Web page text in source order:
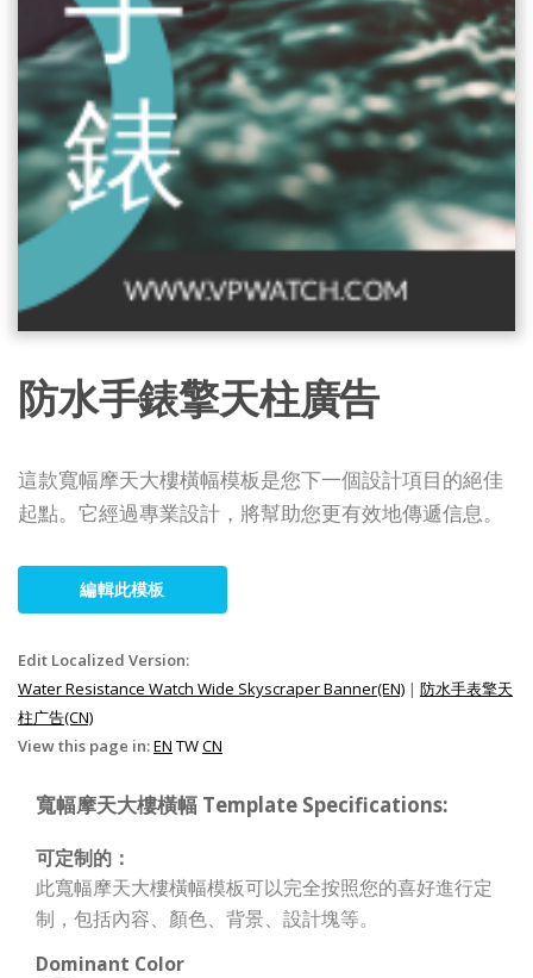
防水手錶擎天柱廣告
這款寬幅摩天大樓橫幅模板是您下一個設計項目的絕佳
起點。它經過專業設計，將幫助您更有效地傳遞信息。
編輯此模板
Edit Localized Version:
Water Resistance Watch Wide Skyscraper Banner(EN) | 防水手表擎天
柱广告(CN)
View this page in:EN TWCN
寬幅摩天大樓橫幅 Template Specifications:
可定制的：
此寬幅摩天大樓橫幅模板可以完全按照您的喜好進行定
制，包括內容、顏色、背景、設計塊等。
Dominant Color